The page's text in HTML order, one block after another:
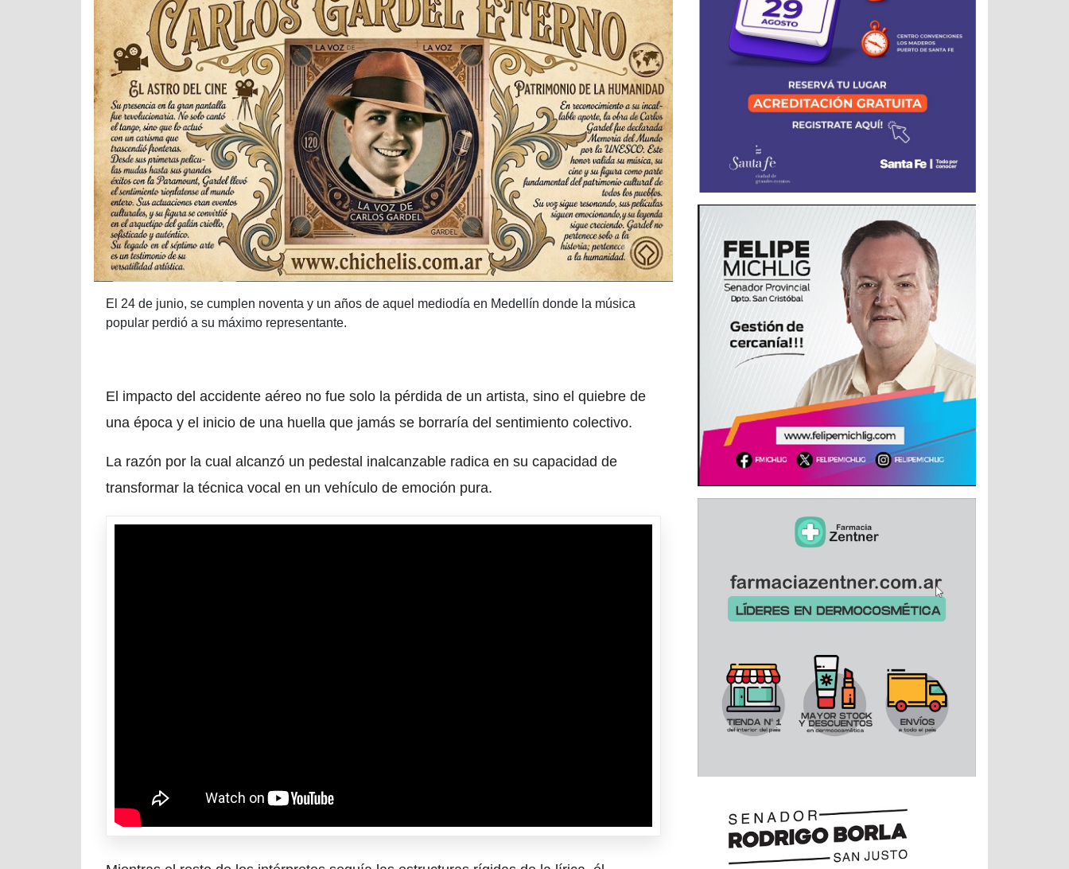
El 24 de junio, se cumplen noventa y un años de aquel mediodía en Medellín donde la música
popular perdió a su máximo representante.
El impacto del accidente aéreo no fue solo la pérdida de un artista, sino el quiebre de
una época y el inicio de una huella que jamás se borraría del sentimiento colectivo.
La razón por la cual alcanzó un pedestal inalcanzable radica en su capacidad de
transformar la técnica vocal en un vehículo de emoción pura.